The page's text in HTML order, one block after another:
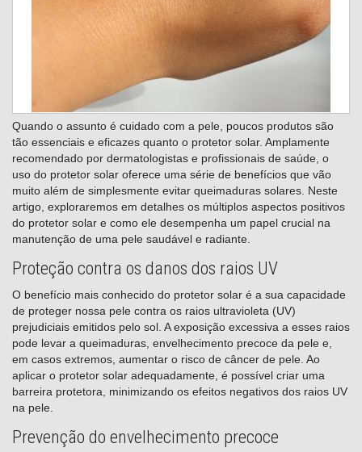
Quando o assunto é cuidado com a pele, poucos produtos são
tão essenciais e eficazes quanto o protetor solar. Amplamente
recomendado por dermatologistas e profissionais de saúde, o
uso do protetor solar oferece uma série de benefícios que vão
muito além de simplesmente evitar queimaduras solares. Neste
artigo, exploraremos em detalhes os múltiplos aspectos positivos
do protetor solar e como ele desempenha um papel crucial na
manutenção de uma pele saudável e radiante.
Proteção contra os danos dos raios UV
O benefício mais conhecido do protetor solar é a sua capacidade
de proteger nossa pele contra os raios ultravioleta (UV)
prejudiciais emitidos pelo sol. A exposição excessiva a esses raios
pode levar a queimaduras, envelhecimento precoce da pele e,
em casos extremos, aumentar o risco de câncer de pele. Ao
aplicar o protetor solar adequadamente, é possível criar uma
barreira protetora, minimizando os efeitos negativos dos raios UV
na pele.
Prevenção do envelhecimento precoce